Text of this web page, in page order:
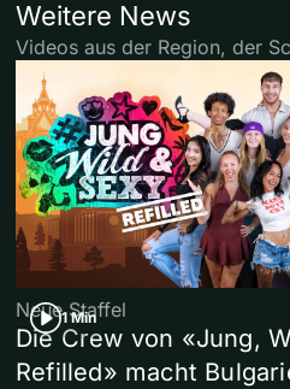
Weitere News
Videos aus der Region, der
1 Min
Neue Staffel
Die Crew von «Jung,
Refilled» macht